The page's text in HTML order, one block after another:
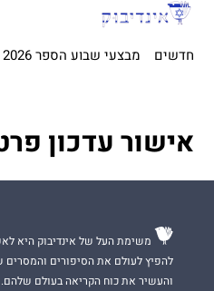
חדשים מבצעי שבוע הספר 2026
אישור עדכון
משימת העל של אינדיבוק היא
להפיץ לעולם את הסיפורים
והעשיר את כוח הקריאה בעולם שלהם.